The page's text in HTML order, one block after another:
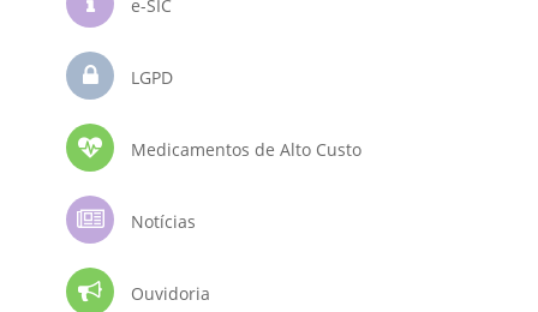
e-SIC
LGPD
Medicamentos de Alto Custo
Notícias
Ouvidoria